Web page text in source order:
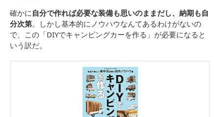
確かに自分で作れば必要な装備も思いのままだし、納期も自
分次第。しかし基本的にノウハウなんてあるわけがないの
で、この「DIYでキャンピングカーを作る」が必要になると
いう訳だ。